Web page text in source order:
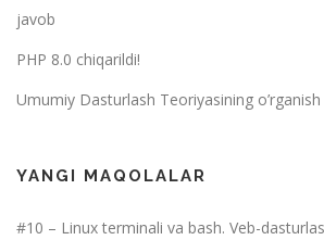
javob
PHP 8.0 chiqarildi!
Umumiy Dasturlash Teoriyasining
YANGI MAQOLALAR
#10 – Linux terminali va bash. Veb-